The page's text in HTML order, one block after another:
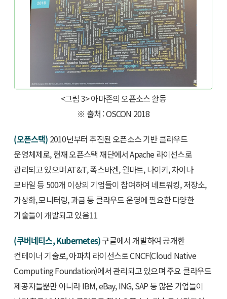
<그림 3> 아마존의 오픈소스 활동
※ 출처 : OSCON 2018
(오픈스택) 2010년부터 추진된 오픈소스 기반 클라우드
운영체제로, 현재 오픈스택 재단에서 Apache 라이선스로
관리되고 있으며 AT&T, 폭스바겐, 월마트, 나이키, 차이나
모바일 등 500개 이상의 기업들이 참여하여 네트워킹, 저장소,
가상화, 모니터링, 과금 등 클라우드 운영에 필요한 다양한
기술들이 개발되고 있음11
(쿠버네티스, Kubernetes)구글에서 개발하여 공개한
컨테이너 기술로, 아파치 라이선스로 CNCF(Cloud Native
Computing Foundation)에서 관리되고 있으며 주요 클라우드
제공자들뿐만 아니라 IBM, eBay, ING, SAP 등 많은 기업들이